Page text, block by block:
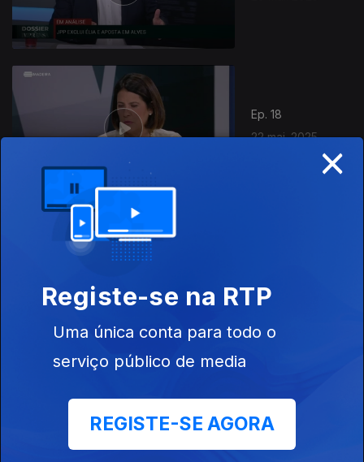
Ep. 18
22 mai. 2025
15 mai. 2025
×
Registe-se na RTP
Uma única conta para todo o
serviço público de media
REGISTE-SE AGORA